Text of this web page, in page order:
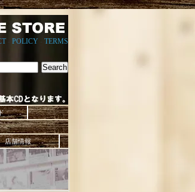
- POLICY TERMS
舗情報